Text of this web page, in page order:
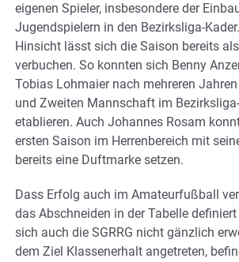
eigenen Spieler, insbesondere der
Jugendspielern in den Bezirksliga-
Hinsicht lässt sich die Saison bereits
verbuchen. So konnten sich Benny
Tobias Lohmaier nach mehreren
und Zweiten Mannschaft im
etablieren. Auch Johannes Rosam
ersten Saison im Herrenbereich mit
bereits eine Duftmarke setzen.
Dass Erfolg auch im Amateurfußball
das Abschneiden in der Tabelle
sich auch die SGRRG nicht gänzlich
dem Ziel Klassenerhalt angetreten,